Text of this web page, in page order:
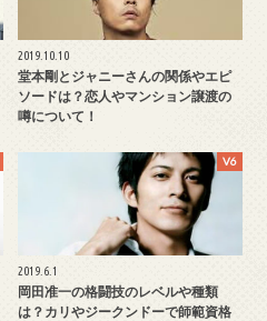
2019.10.10
堂本剛とジャニーさんの関係やエピ
ソードは？恋人やマンション譲渡の
噂について！
V6
2019.6.1
岡田准一の格闘技のレベルや種類
は？カリやジークンドーで師範資格